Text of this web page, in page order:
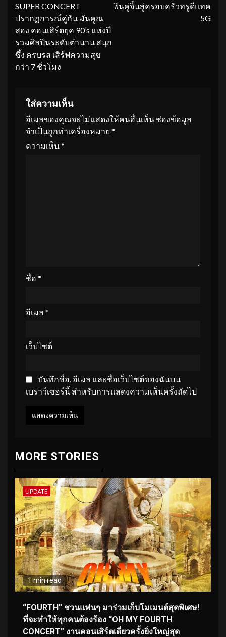
SUPER CONCERT
ปรากฏการณ์คู่กัน มันคูณ
สอง คอนเสิร์ตยุค 90’s แห่งปี
รวมศิลปินระดับตำนาน สนุก
ซึ้ง ครบรส เสิร์ฟความสุข
กว่า 7 ชั่วโมง
ฟินคู่จิ้นสู่ครอบครัวทรูดีแทค
5G
ใส่ความเห็น
อีเมลของคุณจะไม่แสดงให้คนอื่นเห็น ช่องข้อมูล
จำเป็นถูกทำเครื่องหมาย *
ความเห็น*
ชื่อ *
อีเมล *
เว็บไซต์
บันทึกชื่อ, อีเมล และชื่อเว็บไซต์ของฉันบน
เบราว์เซอร์นี้ สำหรับการแสดงความเห็นครั้งถัดไป
MORE STORIES
UPDATE
1 min read
“FOURTH” ชวนแฟนๆ มาร่วมเก็บโมเมนต์สุดพิเศษ!
ที่จะทำให้ทุกคนต้องร้อง “OH MY FOURTH
CONCERT” งานคอนเสิร์ตเดี่ยวครั้งยิ่งใหญ่สุด